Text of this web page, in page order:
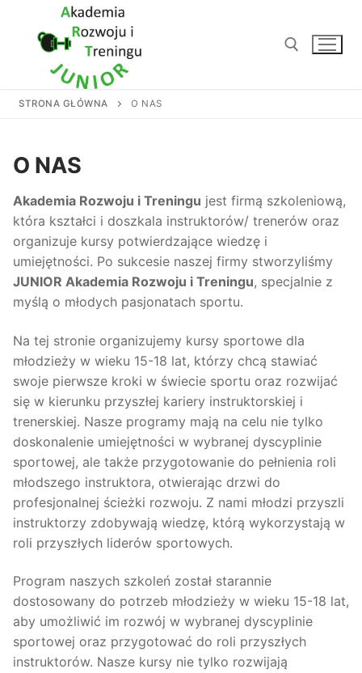
Szukaj:
STRONA GŁÓWNA O NAS
O NAS
Akademia Rozwoju i Treningu jest firmą szkoleniową,
która kształci i doszkala instruktorów/ trenerów oraz
organizuje kursy potwierdzające wiedzę i
umiejętności. Po sukcesie naszej firmy stworzyliśmy
JUNIOR Akademia Rozwoju i Treningu, specjalnie z
myślą o młodych pasjonatach sportu.
Na tej stronie organizujemy kursy sportowe dla
młodzieży w wieku 15-18 lat, którzy chcą stawiać
swoje pierwsze kroki w świecie sportu oraz rozwijać
się w kierunku przyszłej kariery instruktorskiej i
trenerskiej. Nasze programy mają na celu nie tylko
doskonalenie umiejętności w wybranej dyscyplinie
sportowej, ale także przygotowanie do pełnienia roli
młodszego instruktora, otwierając drzwi do
profesjonalnej ścieżki rozwoju. Z nami młodzi przyszli
instruktorzy zdobywają wiedzę, którą wykorzystają w
roli przyszłych liderów sportowych.
Program naszych szkoleń został starannie
dostosowany do potrzeb młodzieży w wieku 15-18 lat,
aby umożliwić im rozwój w wybranej dyscyplinie
sportowej oraz przygotować do roli przyszłych
instruktorów. Nasze kursy nie tylko rozwijają